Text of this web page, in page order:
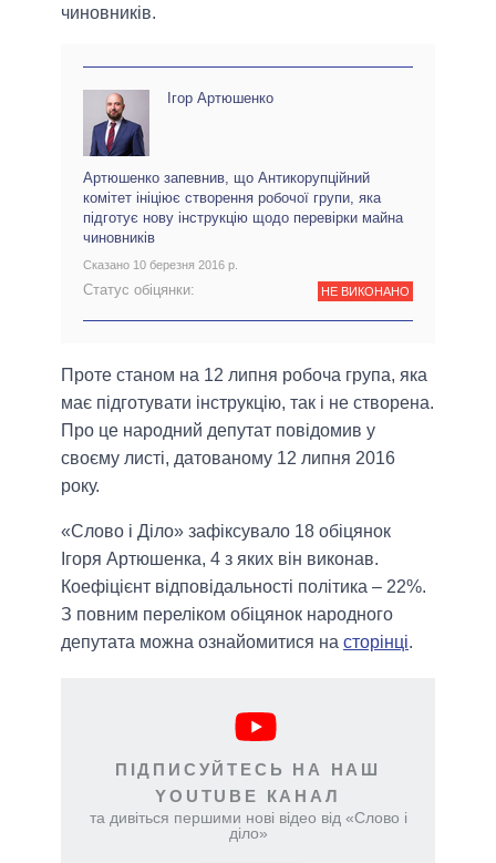
чиновників.
Ігор Артюшенко
Артюшенко запевнив, що Антикорупційний
комітет ініціює створення робочої групи, яка
підготує нову інструкцію щодо перевірки майна
чиновників
Сказано 10 березня 2016 р.
Статус обіцянки: НЕ ВИКОНАНО
Проте станом на 12 липня робоча група, яка
має підготувати інструкцію, так і не створена.
Про це народний депутат повідомив у
своєму листі, датованому 12 липня 2016
року.
«Слово і Діло» зафіксувало 18 обіцянок
Ігоря Артюшенка, 4 з яких він виконав.
Коефіцієнт відповідальності політика – 22%.
З повним переліком обіцянок народного
депутата можна ознайомитися на сторінці.
ПІДПИСУЙТЕСЬ НА НАШ
YOUTUBE КАНАЛ
та дивіться першими нові відео від «Слово і
діло»